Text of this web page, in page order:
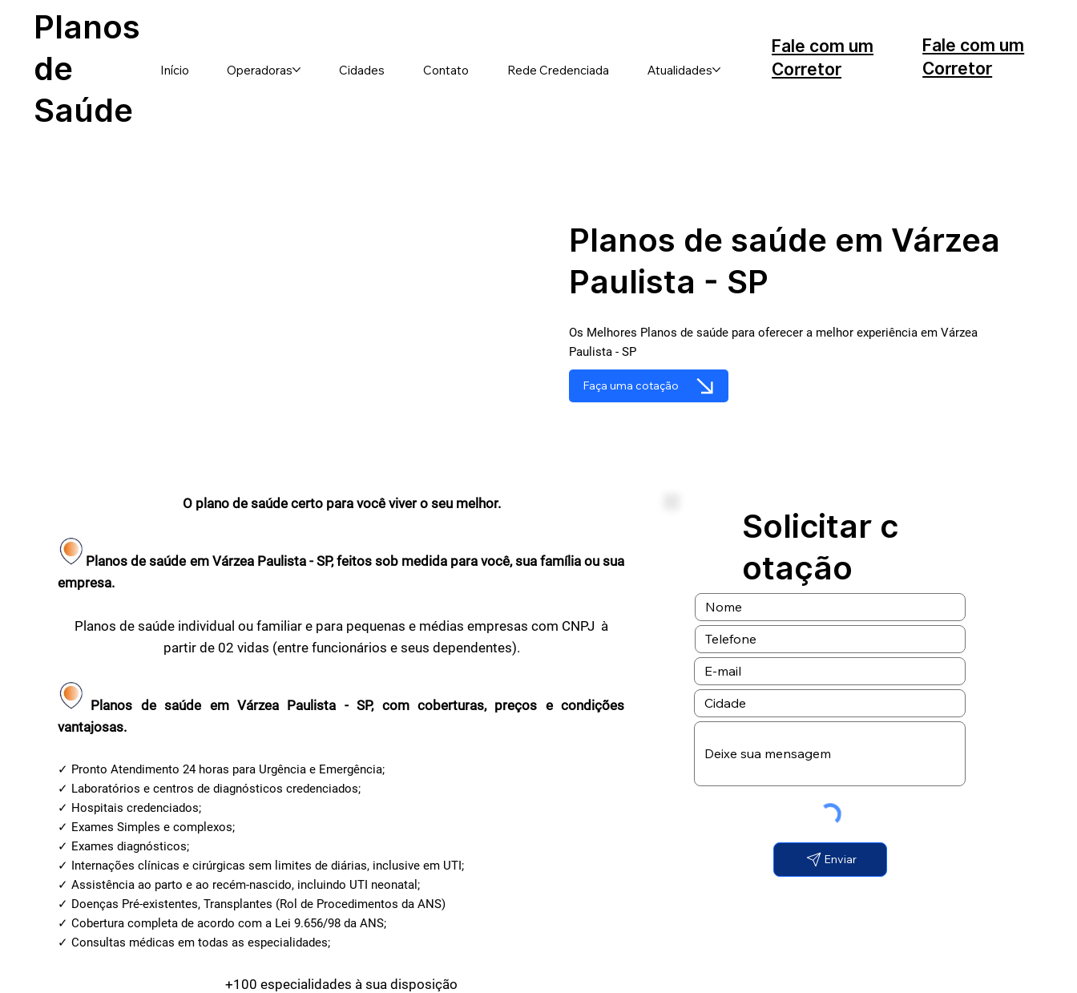
Planos
de
Saúde
Início Operadoras Cidades Contato Rede Credenciada Atualidades
Fale com um
Corretor
Fale com um
Corretor
Planos de saúde em Várzea
Paulista - SP
Os Melhores Planos de saúde para oferecer a melhor experiência em Várzea
Paulista - SP
Faça uma cotação
Solicitar c
otação
Enviar
O plano de saúde certo para você viver o seu melhor.
Planos de saúde em Várzea Paulista - SP, feitos sob medida para você, sua família ou sua
empresa.
Planos de saúde individual ou familiar e para pequenas e médias empresas com CNPJ à
partir de 02 vidas (entre funcionários e seus dependentes).
Planos de saúde em Várzea Paulista - SP, com coberturas, preços e condições
vantajosas.
✓ Pronto Atendimento 24 horas para Urgência e Emergência;
✓ Laboratórios e centros de diagnósticos credenciados;
✓ Hospitais credenciados;
✓ Exames Simples e complexos;
✓ Exames diagnósticos;
✓ Internações clínicas e cirúrgicas sem limites de diárias, inclusive em UTI;
✓ Assistência ao parto e ao recém-nascido, incluindo UTI neonatal;
✓ Doenças Pré-existentes, Transplantes (Rol de Procedimentos da ANS)
✓ Cobertura completa de acordo com a Lei 9.656/98 da ANS;
✓ Consultas médicas em todas as especialidades;
+100 especialidades à sua disposição